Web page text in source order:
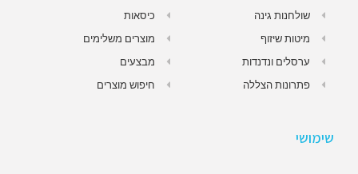
שולחנות גינה
מיטות שיזוף
ערסלים ונדנדות
פתרונות הצללה
כיסאות
מוצרים משלימים
מבצעים
חיפוש מוצרים
שימושי